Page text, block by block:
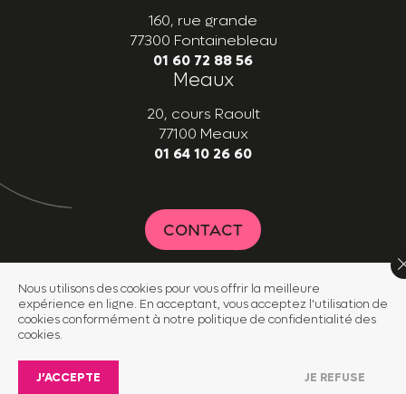
160, rue grande
77300 Fontainebleau
01 60 72 88 56
Meaux
20, cours Raoult
77100 Meaux
01 64 10 26 60
CONTACT
©2025 Malpel
Mentions légales
Nous utilisons des cookies pour vous offrir la meilleure
expérience en ligne. En acceptant, vous acceptez l'utilisation de
cookies conformément à notre politique de confidentialité des
cookies.
J’ACCEPTE JE REFUSE